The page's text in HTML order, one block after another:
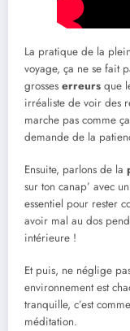
La pratique de la
voyage, ça ne se fait
grosses erreurs que
irréaliste de voir des
marche pas comme
demande de la
Ensuite, parlons de la
sur ton canap’ avec
essentiel pour rester
avoir mal au dos
intérieure !
Et puis, ne néglige
environnement est
tranquille, c’est
méditation.